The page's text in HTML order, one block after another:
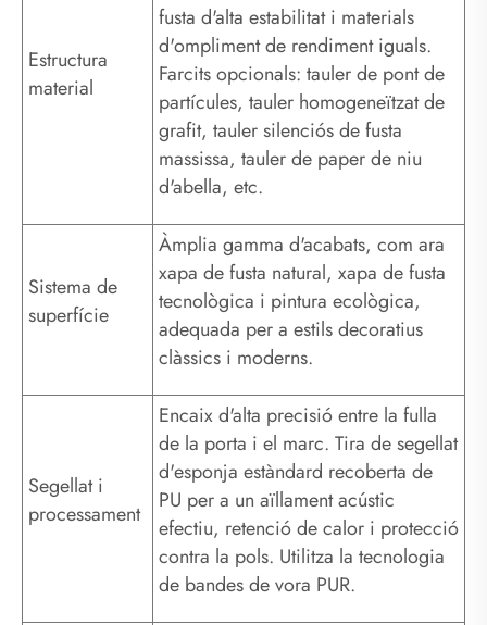
Estructura
material
fusta d'alta estabilitat i materials
d'ompliment de rendiment iguals.
Farcits opcionals: tauler de pont de
partícules, tauler homogeneïtzat de
grafit, tauler silenciós de fusta
massissa, tauler de paper de niu
d'abella, etc.
Sistema de
superfície
Àmplia gamma d'acabats, com ara
xapa de fusta natural, xapa de fusta
tecnològica i pintura ecològica,
adequada per a estils decoratius
clàssics i moderns.
Segellat i
processament
Encaix d'alta precisió entre la fulla
de la porta i el marc. Tira de segellat
d'esponja estàndard recoberta de
PU per a un aïllament acústic
efectiu, retenció de calor i protecció
contra la pols. Utilitza la tecnologia
de bandes de vora PUR.